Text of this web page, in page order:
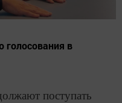
голосования в
поступать